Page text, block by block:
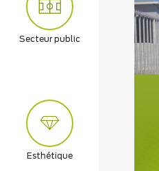
Secteur public
Esthétique